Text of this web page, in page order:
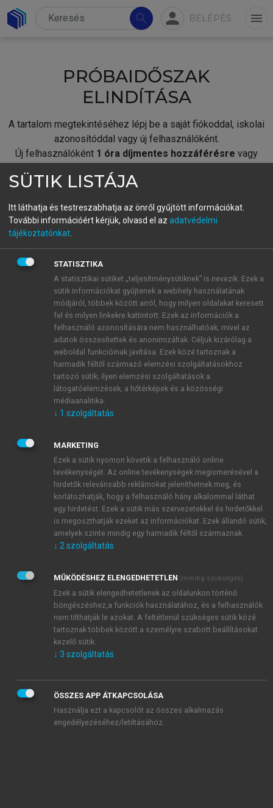
search person BELÉPÉS menu
PRÓBAIDŐSZAK
ELINDÍTÁSA
A tartalom megtekintéséhez lépj be a saját fiókoddal, iskolai
azonosítóddal vagy új felhasználóként.
Új felhasználóként 1 óra díjmentes hozzáférésre vagy
fiókoddal,vagy hozz létre új fiókot.
A regisztráció után apróbaidőszakautomatikusan
BELÉPÉS SAJÁT FIÓKKAL
ÚJ FIÓK LÉTREHOZÁSA
1 óra díjmentes hozzáférés
E-MAIL-CÍM
JELSZÓ
JELSZÓ ÚJRA
Kérek értesítést a MeRSZ újdonságairól, akcióiról.
Kérek értesítést az Akadémiai Kiadó Zrt. újdonságairól,
Adatkezelési tájékoztatóbanfoglaltakat tudomásul
veszem és elfogadom.
Általános vásárlási feltételeket, valamint a szotar.netés a
mersz.huoldalak licencszerződéseiben foglaltakat
tudomásul veszem és elfogadom.
KIPRÓBÁLOM
SÜTIK LISTÁJA
Itt láthatja és testreszabhatja az önről gyűjtött információkat.
További információért kérjük, olvasd el az adatvédelmi
tájékoztatónkat
STATISZTIKA
A statisztikai sütiket „teljesítménysütiknek” is nevezik. Ezek a
sütik információkat gyűjtenek a webhely használatának
módjáról, többek között arról, hogy milyen oldalakat keresett
fel és milyen linkekre kattintott. Ezek az információk a
felhasználó azonosítására nem használhatóak, mivel az
adatok összesítettek és anonimizáltak. Céljuk kizárólag a
weboldal funkcióinak javítása. Ezek közé tartoznak a
harmadik féltől származó elemzési szolgáltatásokhoz
tartozó sütik; ilyen elemzési szolgáltatások a
látogatóelemzések, a hőtérképek és a közösségi
médiaanalitika.
↓ 1 szolgáltatás
MARKETING
Ezek a sütik nyomon követik a felhasználó online
tevékenységét. Az online tevékenységek megismerésével a
hirdetők relevánsabb reklámokat jeleníthetnek meg, és
korlátozhatják, hogy a felhasználó hány alkalommal láthat
egy hirdetést. Ezek a sütik más szervezetekkel és hirdetőkkel
is megoszthatják ezeket az információkat. Ezek állandó sütik,
amelyek szinte mindig egy harmadik féltől származnak.
↓ 2 szolgáltatás
MŰKÖDÉSHEZ ELENGEDHETETLEN (mindig szükséges)
Ezek a sütik elengedhetetlenek az oldalunkon történő
böngészéshez,a funkciók használatához, és a felhasználók
nem tilthatják le azokat. A feltétlenül szükséges sütik közé
tartoznak többek között a személyre szabott beállításokat
kezelő sütik.
↓ 3 szolgáltatás
ÖSSZES APP ÁTKAPCSOLÁSA
Használja ezt a kapcsolót az összes alkalmazás
engedélyezéséhez/letiltásához.